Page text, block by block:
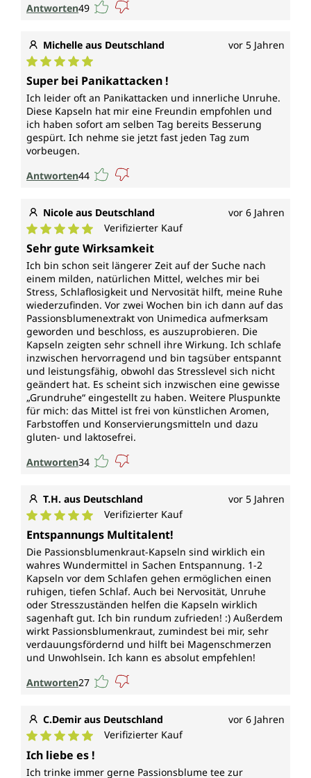
Antworten49
Michelle aus Deutschland vor 5 Jahren
Durchschnittliche Bewertung von 5 von 5 Sternen
Super bei Panikattacken !
Ich leider oft an Panikattacken und innerliche Unruhe.
Diese Kapseln hat mir eine Freundin empfohlen und
ich haben sofort am selben Tag bereits Besserung
gespürt. Ich nehme sie jetzt fast jeden Tag zum
vorbeugen.
Antworten44
Nicole aus Deutschland vor 6 Jahren
Durchschnittliche Bewertung von 5 von 5 Sternen
Verifizierter Kauf
Sehr gute Wirksamkeit
Ich bin schon seit längerer Zeit auf der Suche nach
einem milden, natürlichen Mittel, welches mir bei
Stress, Schlaflosigkeit und Nervosität hilft, meine Ruhe
wiederzufinden. Vor zwei Wochen bin ich dann auf das
Passionsblumenextrakt von Unimedica aufmerksam
geworden und beschloss, es auszuprobieren. Die
Kapseln zeigten sehr schnell ihre Wirkung. Ich schlafe
inzwischen hervorragend und bin tagsüber entspannt
und leistungsfähig, obwohl das Stresslevel sich nicht
geändert hat. Es scheint sich inzwischen eine gewisse
„Grundruhe“ eingestellt zu haben. Weitere Pluspunkte
für mich: das Mittel ist frei von künstlichen Aromen,
Farbstoffen und Konservierungsmitteln und dazu
gluten- und laktosefrei.
Antworten34
T.H. aus Deutschland vor 5 Jahren
Durchschnittliche Bewertung von 5 von 5 Sternen
Verifizierter Kauf
Entspannungs Multitalent!
Die Passionsblumenkraut-Kapseln sind wirklich ein
wahres Wundermittel in Sachen Entspannung. 1-2
Kapseln vor dem Schlafen gehen ermöglichen einen
ruhigen, tiefen Schlaf. Auch bei Nervosität, Unruhe
oder Stresszuständen helfen die Kapseln wirklich
sagenhaft gut. Ich bin rundum zufrieden! :) Außerdem
wirkt Passionsblumenkraut, zumindest bei mir, sehr
verdauungsfördernd und hilft bei Magenschmerzen
und Unwohlsein. Ich kann es absolut empfehlen!
Antworten27
C.Demir aus Deutschland vor 6 Jahren
Durchschnittliche Bewertung von 5 von 5 Sternen
Verifizierter Kauf
Ich liebe es !
Ich trinke immer gerne Passionsblume tee zur